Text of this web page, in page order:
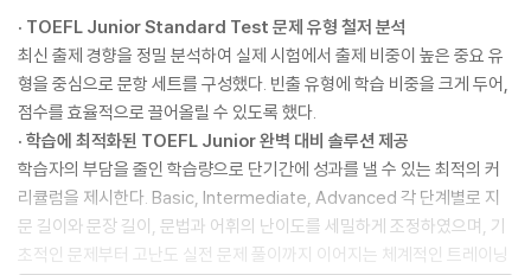
· TOEFL Junior Standard Test 문제 유형 철저 분석
최신 출제 경향을 정밀 분석하여 실제 시험에서 출제 비중이 높은 중요 유
형을 중심으로 문항 세트를 구성했다. 빈출 유형에 학습 비중을 크게 두어,
점수를 효율적으로 끌어올릴 수 있도록 했다.
· 학습에 최적화된 TOEFL Junior 완벽 대비 솔루션 제공
학습자의 부담을 줄인 학습량으로 단기간에 성과를 낼 수 있는 최적의 커
리큘럼을 제시한다. Basic, Intermediate, Advanced 각 단계별로 지
문 길이와 문장 길이, 문법과 어휘의 난이도를 세밀하게 조정하였으며, 기
초적인 문제부터 고난도 실전 문제 풀이까지 이어지는 체계적인 트레이닝